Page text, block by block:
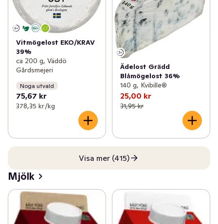
Vitmögelost EKO/KRAV
39%
ca 200 g, Väddö
Gårdsmejeri
Noga utvald
75,67 kr
378,35 kr /kg
Ädelost Grädd
Blåmögelost 36%
140 g, Kvibille®
25,00 kr
31,95 kr
Visa mer (415)
Mjölk